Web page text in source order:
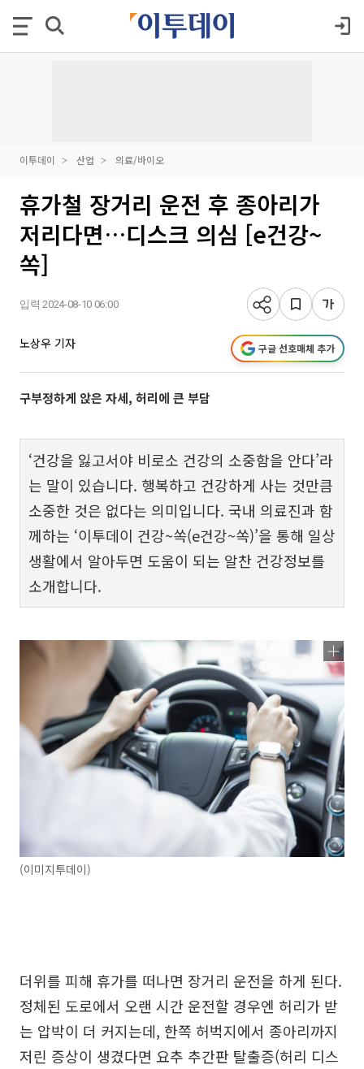
이투데이 산업 의료/바이오
휴가철 장거리 운전 후 종아리가
저리다면…디스크 의심 [e건강~
쏙]
입력 2024-08-10 06:00
노상우 기자 구글 선호매체 추가
구부정하게 앉은 자세, 허리에 큰 부담
‘건강을 잃고서야 비로소 건강의 소중함을 안다’라
는 말이 있습니다. 행복하고 건강하게 사는 것만큼
소중한 것은 없다는 의미입니다. 국내 의료진과 함
께하는 ‘이투데이 건강~쏙(e건강~쏙)’을 통해 일상
생활에서 알아두면 도움이 되는 알찬 건강정보를
소개합니다.
(이미지투데이)
더위를 피해 휴가를 떠나면 장거리 운전을 하게 된다.
정체된 도로에서 오랜 시간 운전할 경우엔 허리가 받
는 압박이 더 커지는데, 한쪽 허벅지에서 종아리까지
저린 증상이 생겼다면 요추 추간판 탈출증(허리 디스